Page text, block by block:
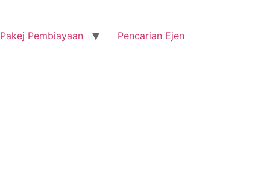
Pakej Pembiayaan Pencarian Ejen